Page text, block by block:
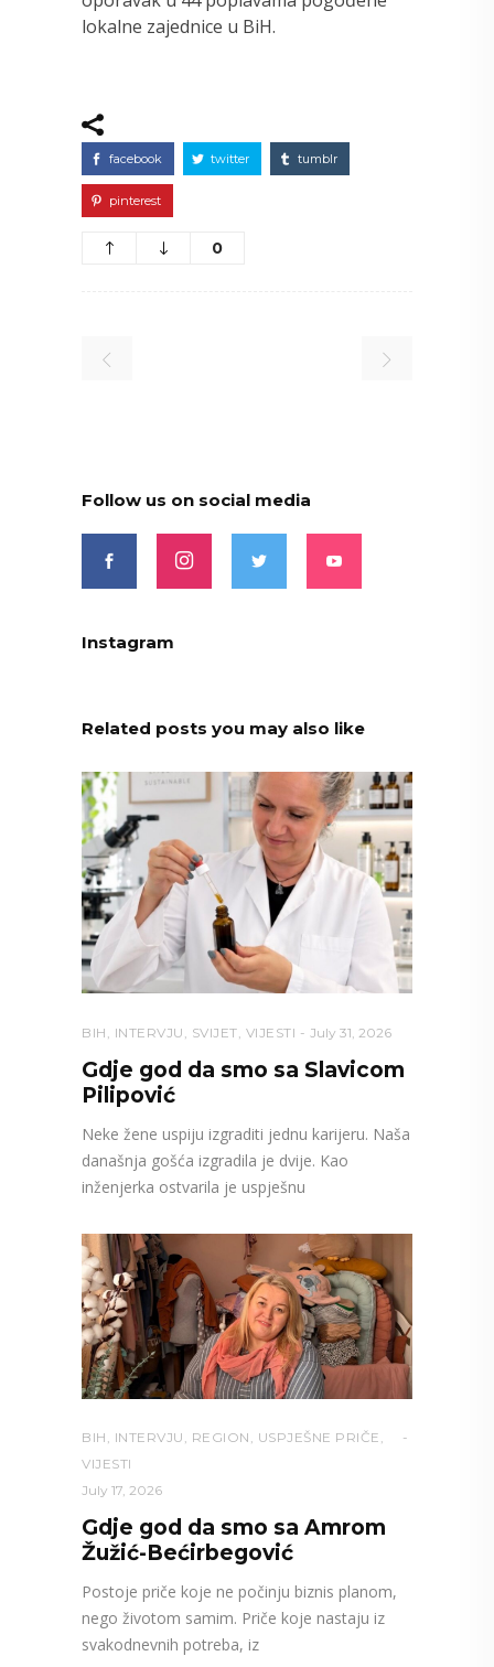
lokalne zajednice u BiH.
facebook twitter tumblr
pinterest
0
Follow us on social media
Instagram
Related posts you may also like
BIH , INTERVJU , SVIJET, VIJESTI July 31, 2026
Gdje god da smo sa Slavicom
Pilipović
Neke žene uspiju izgraditi jednu karijeru. Naša
današnja gošća izgradila je dvije. Kao
inženjerka ostvarila je uspješnu
BIH , INTERVJU , REGION , USPJEŠNE PRIČE ,
VIJESTI
July 17, 2026
Gdje god da smo sa Amrom
Žužić-Bećirbegović
Postoje priče koje ne počinju biznis planom,
nego životom samim. Priče koje nastaju iz
svakodnevnih potreba, iz